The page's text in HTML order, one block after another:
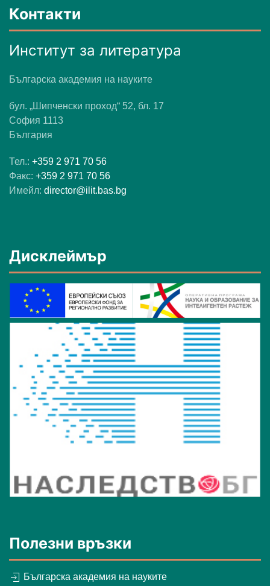
Контакти
Институт за литература
Българска академия на науките
бул. „Шипченски проход“ 52, бл. 17
София 1113
България
Тел.: +359 2 971 70 56
Факс: +359 2 971 70 56
Имейл: director@ilit.bas.bg
Дисклеймър
Полезни връзки
Българска академия на науките